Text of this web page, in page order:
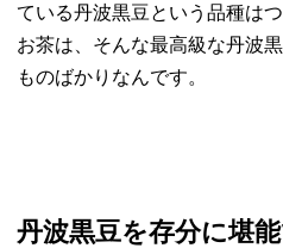
ている丹波黒豆という品種は
お茶は、そんな最高級な丹波
ものばかりなんです。
丹波黒豆を存分に堪